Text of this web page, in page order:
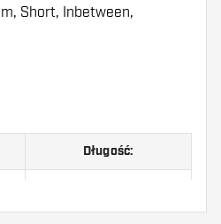
Short, Inbetween,
Długość: